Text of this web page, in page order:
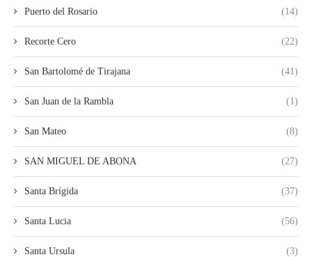
Puerto del Rosario (14)
Recorte Cero (22)
San Bartolomé de Tirajana (41)
San Juan de la Rambla (1)
San Mateo (8)
SAN MIGUEL DE ABONA (27)
Santa Brígida (37)
Santa Lucia (56)
Santa Ursula (3)